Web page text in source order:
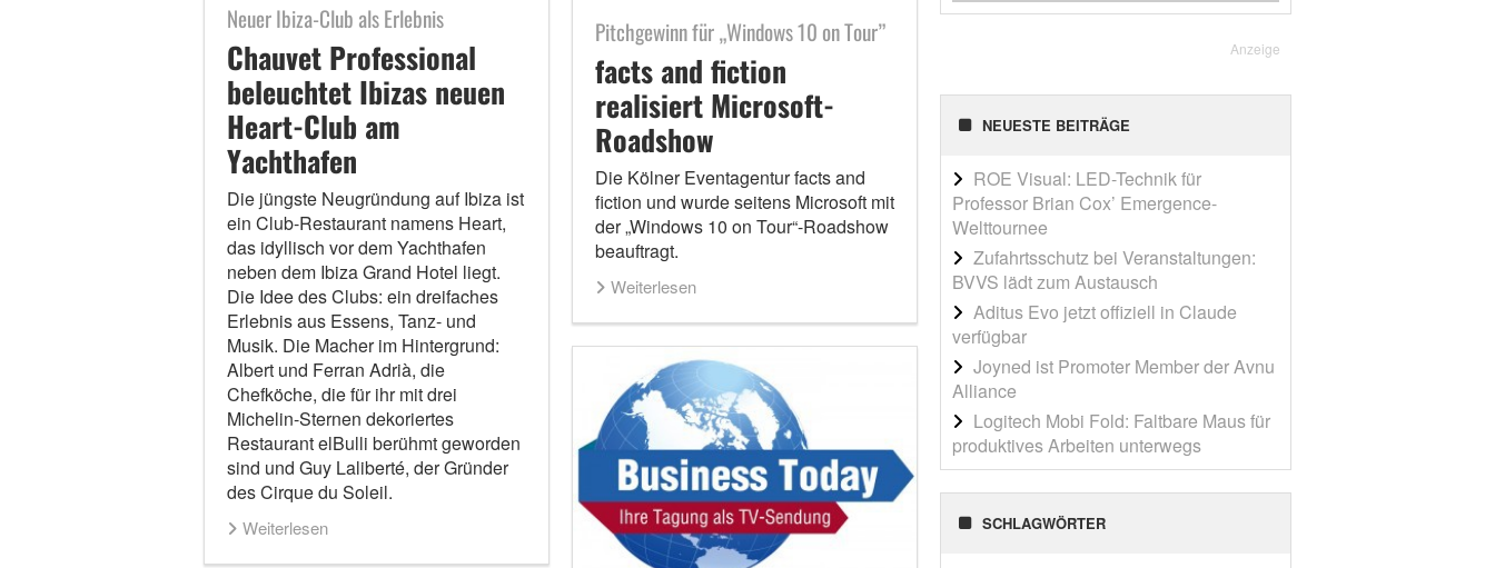
Neuer Ibiza-Club als Erlebnis
Chauvet Professional
beleuchtet Ibizas neuen
Heart-Club am
Yachthafen
Die jüngste Neugründung auf Ibiza ist
ein Club-Restaurant namens Heart,
das idyllisch vor dem Yachthafen
neben dem Ibiza Grand Hotel liegt.
Die Idee des Clubs: ein dreifaches
Erlebnis aus Essens, Tanz- und
Musik. Die Macher im Hintergrund:
Albert und Ferran Adrià, die
Chefköche, die für ihr mit drei
Michelin-Sternen dekoriertes
Restaurant elBulli berühmt geworden
sind und Guy Laliberté, der Gründer
des Cirque du Soleil.
Weiterlesen
Pitchgewinn für „Windows 10 on Tour”
facts and fiction
realisiert Microsoft-
Roadshow
Die Kölner Eventagentur facts and
fiction und wurde seitens Microsoft mit
der „Windows 10 on Tour“-Roadshow
beauftragt.
Weiterlesen
Anzeige
NEUESTE BEITRÄGE
ROE Visual: LED-Technik für
Professor Brian Cox’ Emergence-
Welttournee
Zufahrtsschutz bei Veranstaltungen:
BVVS lädt zum Austausch
Aditus Evo jetzt offiziell in Claude
verfügbar
Joyned ist Promoter Member der Avnu
Alliance
Logitech Mobi Fold: Faltbare Maus für
produktives Arbeiten unterwegs
SCHLAGWÖRTER